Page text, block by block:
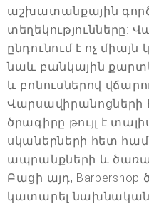
աշխատանքային
տեղեկությունները:
ընդունում է ոչ
նաև բանկային
և բոնուսներով
ծրագիրը թույլ է
սկաներների հետ
ապրանքների և
Բացի այդ, Barbershop
կատարել նախնական